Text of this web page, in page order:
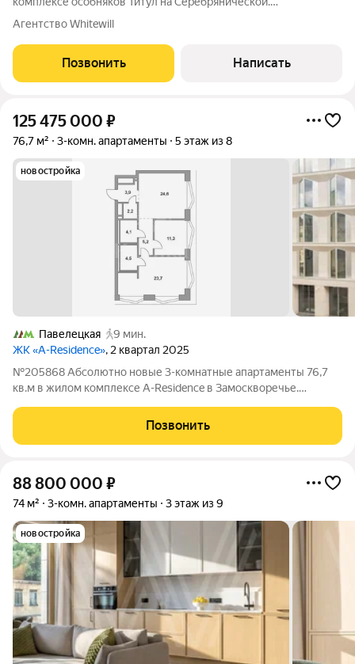
Апартаменты расположены на пятом этаже в корпусе Aureus.
интерьеры украшают декоративные молдинги.
Агентство Whitewill
Позвонить Написать
125 475 000 ₽
76,7 м² 3-комн. апартаменты 5 этаж из 8
новостройка
Павелецкая
9 мин.
ЖК «A-Residence», 2 квартал 2025
№205868 Абсолютно новые 3-комнатные апартаменты 76,7
кв.м в жилом комплексе A-Residence в Замоскворечье.
ванные комнаты. Выполнен качественный ремонт с
использованием натуральных материалов,
Позвонить
88 800 000 ₽
74 м² 3-комн. апартаменты 3 этаж из 9
новостройка